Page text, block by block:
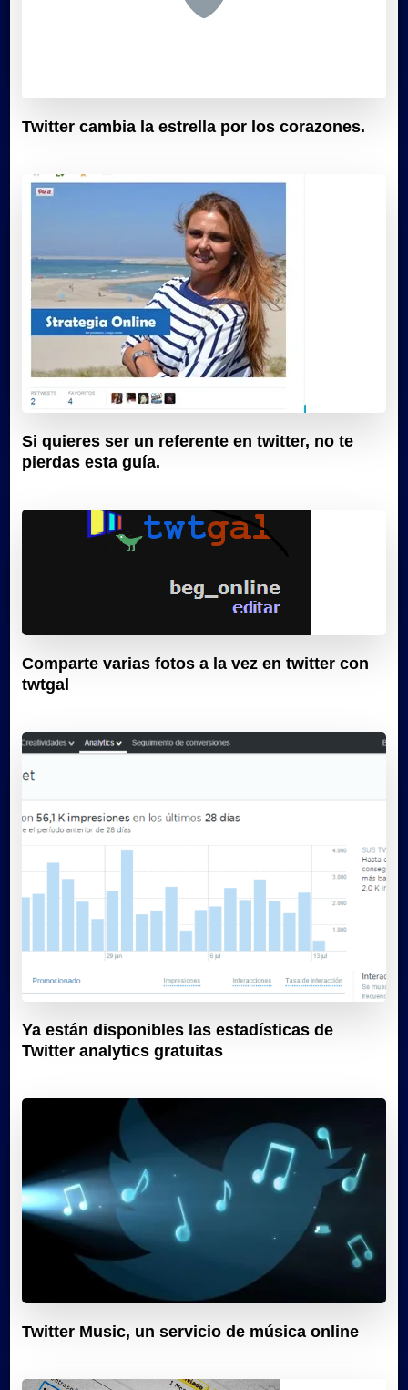
Twitter cambia la estrella por los corazones.
Si quieres ser un referente en twitter, no te
pierdas esta guía.
Comparte varias fotos a la vez en twitter con
twtgal
Ya están disponibles las estadísticas de
Twitter analytics gratuitas
Twitter Music, un servicio de música online